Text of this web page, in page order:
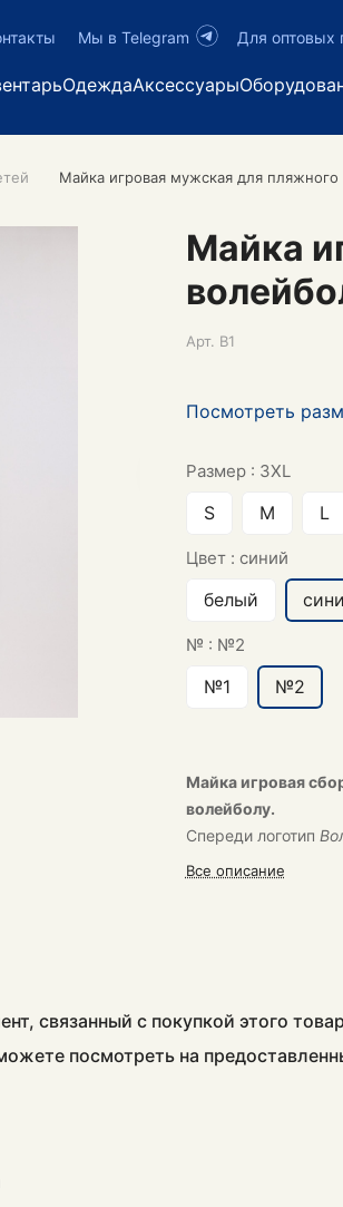
Мы в Telegram Для оптовых
ОдеждаАксессуары
Майка игровая мужская для пляжного
Майка
Арт. B1
Посмотреть
Размер : 3XL
S M L
Цвет : синий
белый
№ : №2
№1 №2
Майка игровая
волейболу.
Спереди логотип
телеканала «
Все описание
связанный с покупкой этого
посмотреть на